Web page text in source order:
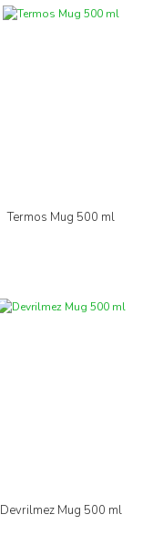
Termos Mug 500 ml
Devrilmez Mug 500 ml